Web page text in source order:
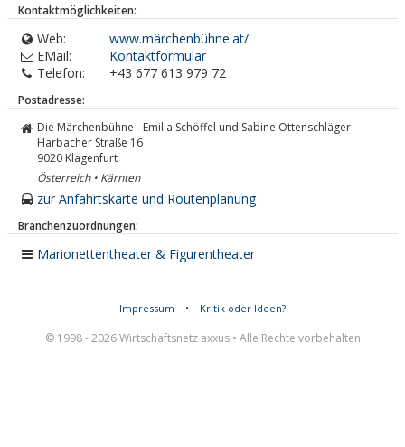
Kontaktmöglichkeiten:
Web:
www.märchenbühne.at/
EMail:
Kontaktformular
Telefon:
+43 677 613 979 72
Postadresse:
Die Märchenbühne - Emilia Schöffel und Sabine Ottenschläger
Harbacher Straße 16
9020 Klagenfurt
Österreich • Kärnten
zur Anfahrtskarte und Routenplanung
Branchenzuordnungen:
Marionettentheater & Figurentheater
Impressum • Kritik oder Ideen?
© 1998 - 2026 Wirtschaftsnetz axxus • Alle Rechte vorbehalten